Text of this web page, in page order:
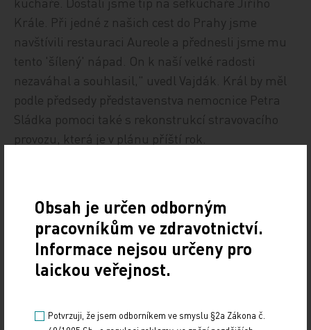
Krále. Při jedné z našich cest do Prahy jsme
navštívili restauraci Aureole a přednesli jsme mu
tento 'šílený' nápad. On k naší velké radosti
nezaváhal a souhlasil," uvedl Vajdák. Král by měl
podle předsedy představenstva nemocnice Petra
Sládka pomoci také s rekonstrukcí stravovacího
provozu, která je v plánu příští rok.
Obsah je určen odborným
pracovníkům ve zdravotnictví.
Informace nejsou určeny pro
laickou veřejnost.
Potvrzuji, že jsem odborníkem ve smyslu §2a Zákona č.